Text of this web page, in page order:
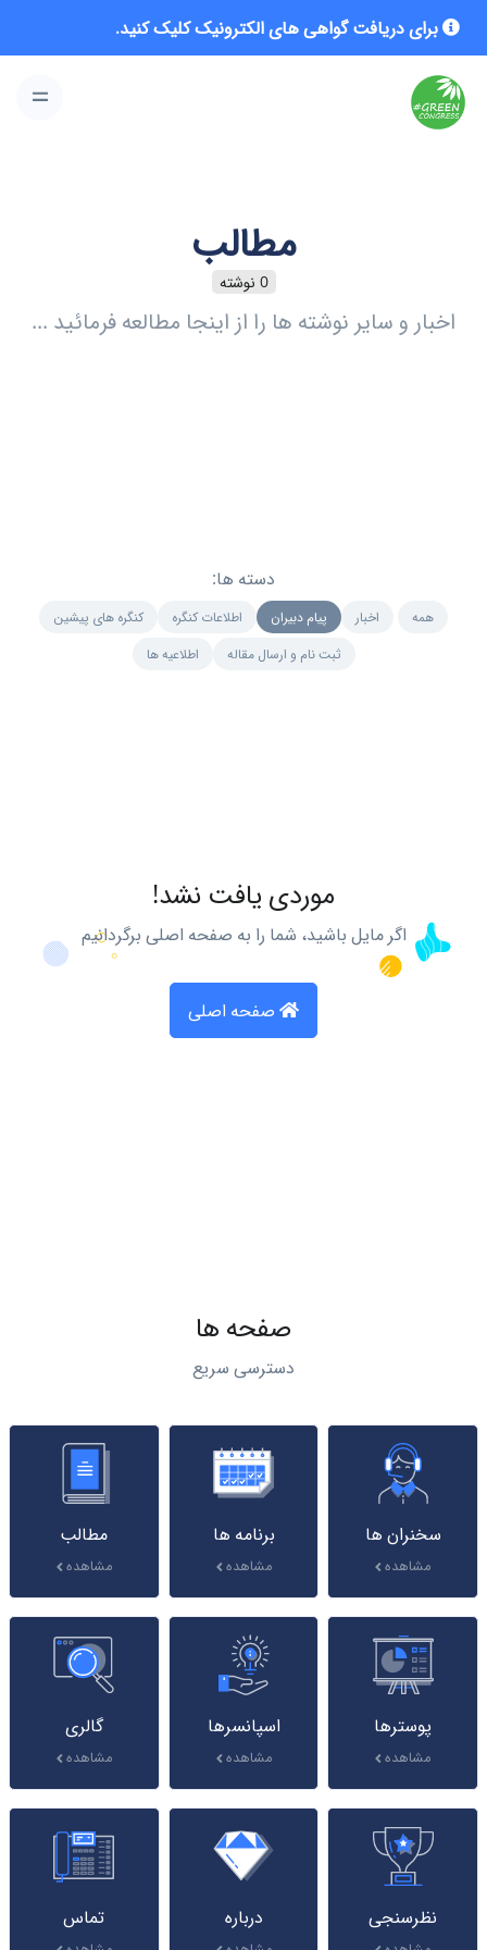
برای دریافت گواهی های الکترونیک کلیک کنید.
مطالب
0 نوشته
اخبار و سایر نوشته ها را از اینجا مطالعه فرمائید ...
دسته ها:
همه اخبار پیام دبیران اطلاعات کنگره
کنگره های پیشین
ثبت نام و ارسال مقاله
اطلاعیه ها
موردی یافت نشد!
اگر مایل باشید، شما را به صفحه اصلی برگردانیم
صفحه اصلی
صفحه ها
دسترسی سریع
سخنران ها
مشاهده
برنامه ها
مشاهده
مطالب
مشاهده
پوسترها
مشاهده
اسپانسرها
مشاهده
گالری
مشاهده
نظرسنجی درباره تماس